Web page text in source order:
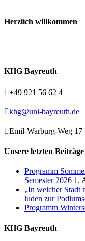
Herzlich willkommen
KHG Bayreuth
+49 921 56 62 4
khg@uni-bayreuth.de
Emil-Warburg-Weg 17
Unsere letzten Beiträge
Programm
Semester 2026 1.
„In welcher Stadt
luden zur
Programm
KHG Bayreuth